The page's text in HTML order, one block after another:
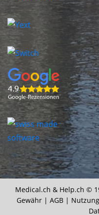
Medical.ch & Help.ch ©
Gewähr | AGB|